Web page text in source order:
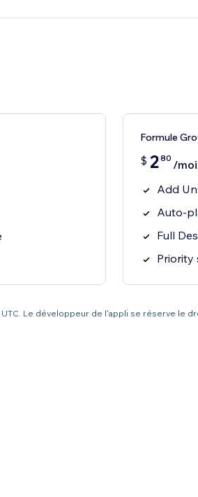
Formule
$ 280 /
Add
Auto-
Full
Priority
Le développeur de l'appli se réserve le